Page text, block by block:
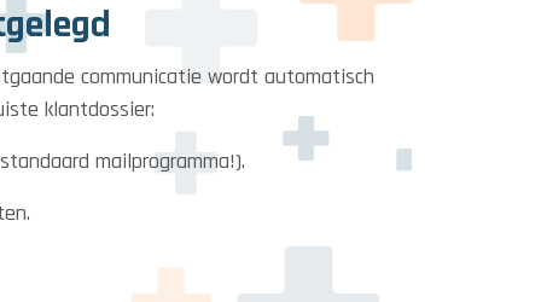
communicatie wordt automatisch
klantdossier:
mailprogramma!).